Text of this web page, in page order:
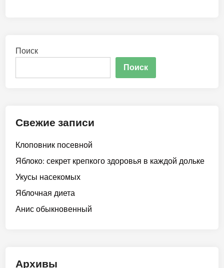
Поиск
Поиск
Свежие записи
Клоповник посевной
Яблоко: секрет крепкого здоровья в каждой дольке
Укусы насекомых
Яблочная диета
Анис обыкновенный
Архивы